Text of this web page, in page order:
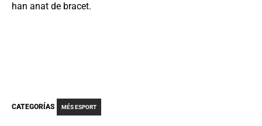
han anat de bracet.
CATEGORÍAS MÉS ESPORT